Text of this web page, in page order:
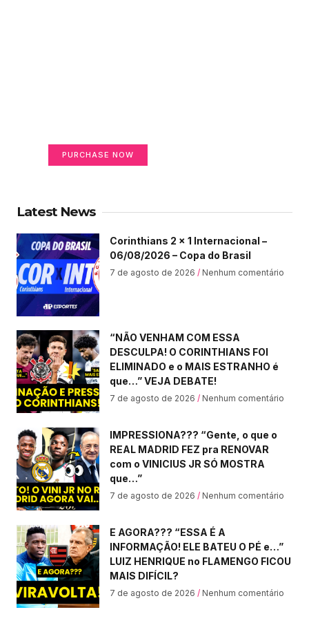
PURCHASE NOW
Latest News
Corinthians 2 x 1 Internacional –
06/08/2026 – Copa do Brasil
7 de agosto de 2026 Nenhum comentário
“NÃO VENHAM COM ESSA
DESCULPA! O CORINTHIANS FOI
ELIMINADO e o MAIS ESTRANHO é
que…” VEJA DEBATE!
7 de agosto de 2026 Nenhum comentário
IMPRESSIONA??? “Gente, o que o
REAL MADRID FEZ pra RENOVAR
com o VINICIUS JR SÓ MOSTRA
que…”
7 de agosto de 2026 Nenhum comentário
E AGORA??? “ESSA É A
INFORMAÇÃO! ELE BATEU O PÉ e…”
LUIZ HENRIQUE no FLAMENGO FICOU
MAIS DIFÍCIL?
7 de agosto de 2026 Nenhum comentário